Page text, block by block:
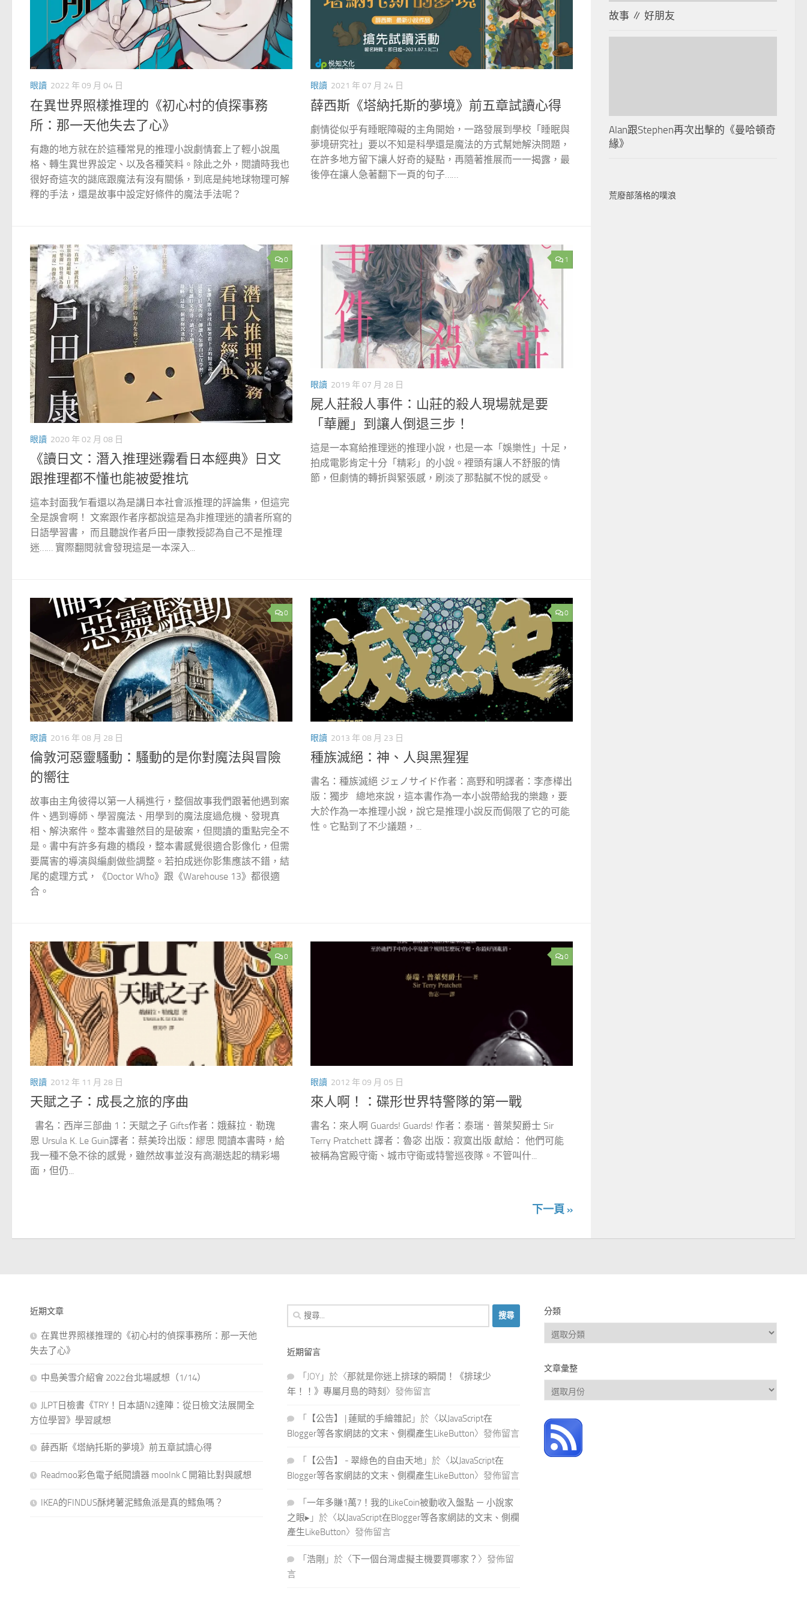
眼讀 2022 年 09 月 04 日
在異世界照樣推理的《初心村的偵探事務
所：那一天他失去了心》
有趣的地方就在於這種常見的推理小說劇情套上了輕小說風
格、轉生異世界設定、以及各種笑料。除此之外，閱讀時我也
很好奇這次的謎底跟魔法有沒有關係，到底是純地球物理可解
釋的手法，還是故事中設定好條件的魔法手法呢？
眼讀 2021 年 07 月 24 日
薛西斯《塔納托斯的夢境》前五章試讀心得
劇情從似乎有睡眠障礙的主角開始，一路發展到學校「睡眠與
夢境研究社」要以不知是科學還是魔法的方式幫她解決問題，
在許多地方留下讓人好奇的疑點，再隨著推展而一一揭露，最
後停在讓人急著翻下一頁的句子……
0
眼讀 2020 年 02 月 08 日
《讀日文：潛入推理迷霧看日本經典》日文
跟推理都不懂也能被愛推坑
這本封面我乍看還以為是講日本社會派推理的評論集，但這完
全是誤會啊！ 文案跟作者序都說這是為非推理迷的讀者所寫的
日語學習書， 而且聽說作者戶田一康教授認為自己不是推理
迷…… 實際翻閱就會發現這是一本深入...
1
眼讀 2019 年 07 月 28 日
屍人莊殺人事件：山莊的殺人現場就是要
「華麗」到讓人倒退三步！
這是一本寫給推理迷的推理小說，也是一本「娛樂性」十足，
拍成電影肯定十分「精彩」的小說。裡頭有讓人不舒服的情
節，但劇情的轉折與緊張感，刷淡了那黏膩不悅的感受。
0
眼讀 2016 年 08 月 28 日
倫敦河惡靈騷動：騷動的是你對魔法與冒險
的嚮往
故事由主角彼得以第一人稱進行，整個故事我們跟著他遇到案
件、遇到導師、學習魔法、用學到的魔法度過危機、發現真
相、解決案件。整本書雖然目的是破案，但閱讀的重點完全不
是。書中有許多有趣的橋段，整本書感覺很適合影像化，但需
要厲害的導演與編劇做些調整。若拍成迷你影集應該不錯，結
尾的處理方式，《Doctor Who》跟《Warehouse 13》都很適
合。
0
眼讀 2013 年 08 月 23 日
種族滅絕：神、人與黑猩猩
書名：種族滅絕 ジェノサイド作者：高野和明譯者：李彥樺出
版：獨步 總地來說，這本書作為一本小說帶給我的樂趣，要
大於作為一本推理小說，說它是推理小說反而侷限了它的可能
性。它點到了不少議題，...
0
眼讀 2012 年 11 月 28 日
天賦之子：成長之旅的序曲
書名：西岸三部曲 1：天賦之子 Gifts作者：娥蘇拉．勒瑰
恩 Ursula K. Le Guin譯者：蔡美玲出版：繆思 閱讀本書時，給
我一種不急不徐的感覺，雖然故事並沒有高潮迭起的精彩場
面，但仍...
0
眼讀 2012 年 09 月 05 日
來人啊！：碟形世界特警隊的第一戰
書名：來人啊 Guards! Guards! 作者：泰瑞．普萊契爵士 Sir
Terry Pratchett 譯者：魯宓 出版：寂寞出版 獻給： 他們可能
被稱為宮殿守衛、城市守衛或特警巡夜隊。不管叫什...
下一頁 »
故事 ∥ 好朋友
Alan跟Stephen再次出擊的《曼哈頓奇
緣》
荒廢部落格的噗浪
近期文章
在異世界照樣推理的《初心村的偵探事務所：那一天他
失去了心》
中島美雪介紹會 2022台北場感想（1/14）
JLPT日檢書《TRY！日本語N2達陣：從日檢文法展開全
方位學習》學習感想
薛西斯《塔納托斯的夢境》前五章試讀心得
Readmoo彩色電子紙閱讀器 mooInk C 開箱比對與感想
IKEA的FINDUS酥烤薯泥鱈魚派是真的鱈魚嗎？
搜
尋
鍵
近期留言
「 JOY」於〈那就是你迷上排球的瞬間！《排球少
年！！》專屬月島的時刻 〉發佈留言
「 【公告】 | 蓮賦的手繪雜記」於〈以JavaScript在
Blogger等各家網誌的文末、側欄產生LikeButton〉發佈留言
「 【公告】 - 翠綠色的自由天地」於〈以JavaScript在
Blogger等各家網誌的文末、側欄產生LikeButton〉發佈留言
「 一年多賺1萬7！我的LikeCoin被動收入盤點 － 小說家
之眼▸ 」於〈以JavaScript在Blogger等各家網誌的文末、側欄
產生LikeButton〉發佈留言
「 浩剛 」於〈下一個台灣虛擬主機要買哪家？ 〉發佈留
言
分類
分
類
文章彙整
文
章
整